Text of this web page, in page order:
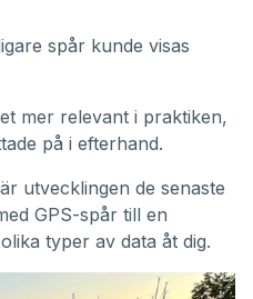
spår kunde visas
mer relevant i praktiken,
på i efterhand.
utvecklingen de senaste
GPS-spår till en
typer av data åt dig.